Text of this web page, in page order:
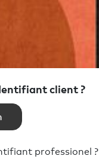
client ?
professionel ?